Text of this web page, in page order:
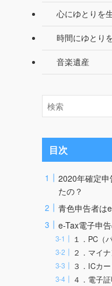
心にゆとりを
時間にゆとり
音楽遺産
目次
2020年確定申
たの？
青色申告者は
e-Tax電子申
１．PC（
２．マイ
３．ICカ
４．電子